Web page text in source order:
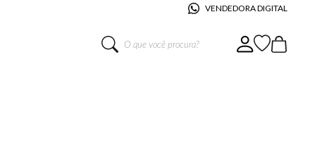
VENDEDORA DIGITAL
O que você procura?